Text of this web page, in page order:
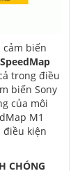
cảm biến
SpeedMap
trong điều
biến Sony
của môi
M1
điều kiện
CHÓNG